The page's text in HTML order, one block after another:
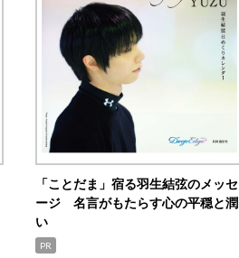
「ことだま」宿る羽生結弦のメッセ
ージ 名言がもたらす心の平穏と潤
い
PR